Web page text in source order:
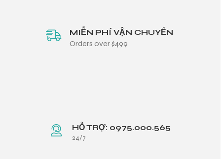
MIỄN PHÍ VẬN CHUYỂN
Orders over $499
HỖ TRỢ: 0975.000.565
24/7